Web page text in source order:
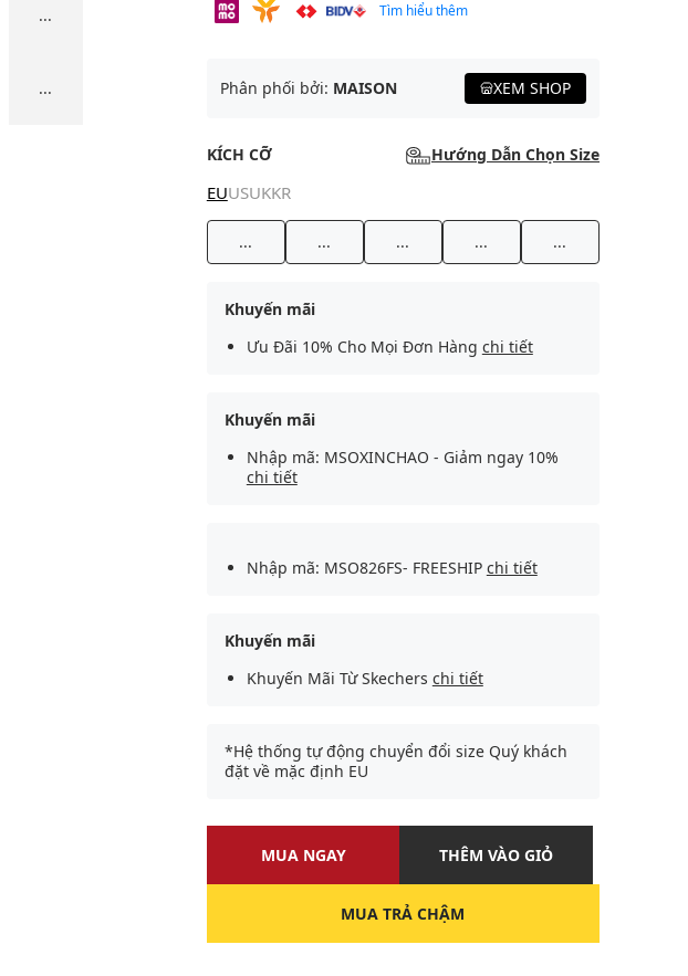
...
...
Tìm hiểu thêm
Phân phối bởi: MAISON XEM SHOP
KÍCH CỠ Hướng Dẫn Chọn Size
EUUSUKKR
... ... ... ... ...
Khuyến mãi
Ưu Đãi 10% Cho Mọi Đơn Hàng chi tiết
Khuyến mãi
Nhập mã: MSOXINCHAO - Giảm ngay 10%
chi tiết
Nhập mã: MSO826FS- FREESHIP chi tiết
Khuyến mãi
Khuyến Mãi Từ Skechers chi tiết
*Hệ thống tự động chuyển đổi size Quý khách
đặt về mặc định EU
MUA NGAY THÊM VÀO GIỎ
MUA TRẢ CHẬM